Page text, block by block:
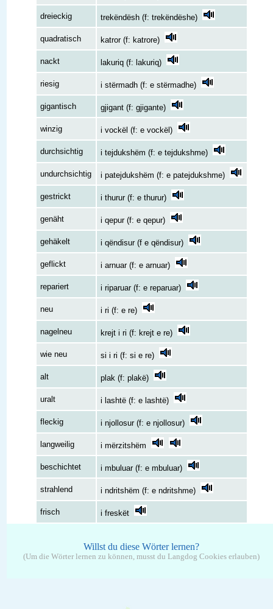
dreieckig trekëndësh (f: trekëndëshe)
quadratisch katror (f: katrore)
nackt lakuriq (f: lakuriq)
riesig i stërmadh (f: e stërmadhe)
gigantisch gjigant (f: gjigante)
winzig i vockël (f: e vockël)
durchsichtig i tejdukshëm (f: e tejdukshme)
undurchsichtig i patejdukshëm (f: e patejdukshme)
gestrickt i thurur (f: e thurur)
genäht i qepur (f: e qepur)
gehäkelt i qëndisur (f e qëndisur)
geflickt i arnuar (f: e arnuar)
repariert i riparuar (f: e reparuar)
neu i ri (f: e re)
nagelneu krejt i ri (f: krejt e re)
wie neu si i ri (f: si e re)
alt plak (f: plakë)
uralt i lashtë (f: e lashtë)
fleckig i njollosur (f: e njollosur)
langweilig i mërzitshëm
beschichtet i mbuluar (f: e mbuluar)
strahlend i ndritshëm (f: e ndritshme)
frisch i freskët
Willst du diese Wörter lernen?
(Um die Wörter lernen zu können, musst du Langdog Cookies erlauben)